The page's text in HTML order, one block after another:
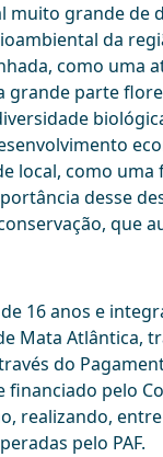
muito grande de
da
como uma
grande parte
local, como
desse
que
16 anos e
Mata Atlântica,
do
financiado pelo
realizando,
pelo PAF.